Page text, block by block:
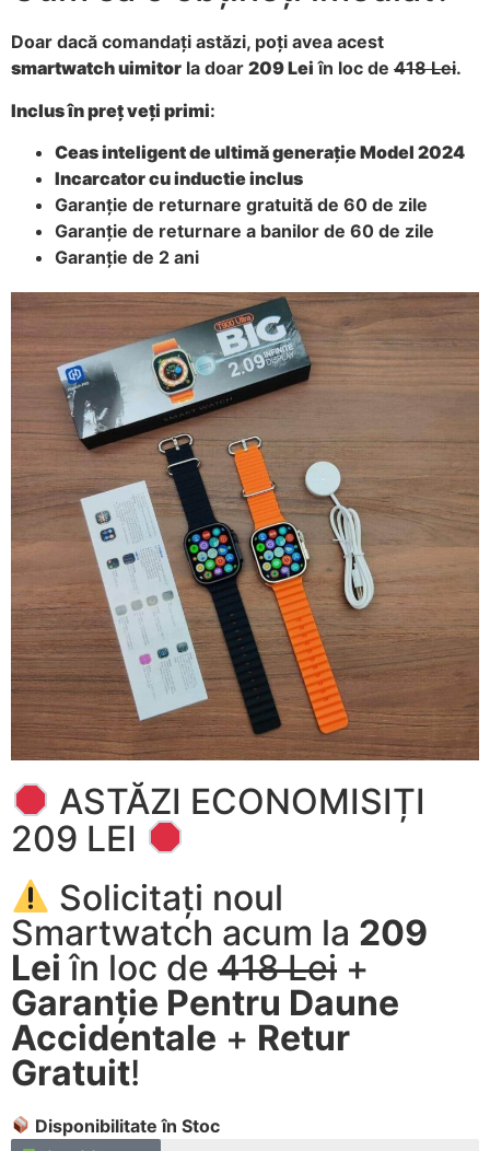
Doar dacă comandați astăzi, poți avea acest
smartwatch uimitor la doar 209 Lei în loc de 418 Lei.
Inclus în preț veți primi:
Ceas inteligent de ultimă generație Model 2024
Incarcator cu inductie inclus
Garanție de returnare gratuită de 60 de zile
Garanție de returnare a banilor de 60 de zile
Garanție de 2 ani
ASTĂZI ECONOMISIȚI
209 LEI
Solicitați noul
Smartwatch acum la 209
Lei în loc de 418 Lei +
Garanție Pentru Daune
Accidentale + Retur
Gratuit!
Disponibilitate în Stoc